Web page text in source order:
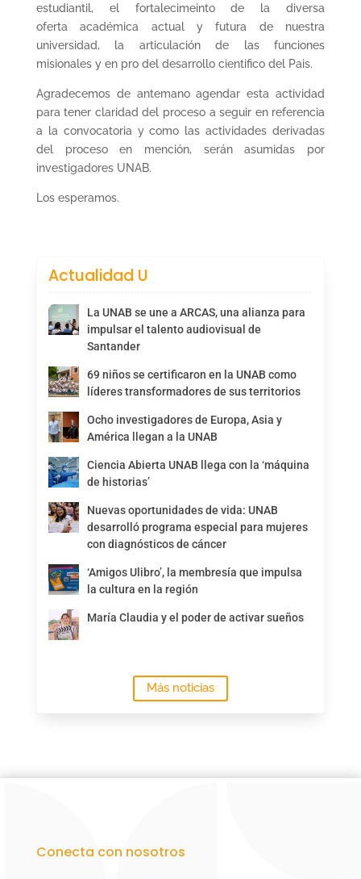
estudiantil, el fortalecimeinto de la diversa
oferta académica actual y futura de nuestra
universidad, la articulación de las funciones
misionales y en pro del desarrollo cientifico del Pais.
Agradecemos de antemano agendar esta actividad
para tener claridad del proceso a seguir en referencia
a la convocatoria y como las actividades derivadas
del proceso en mención, serán asumidas por
investigadores UNAB.
Los esperamos.
Actualidad U
La UNAB se une a ARCAS, una alianza para
impulsar el talento audiovisual de
Santander
69 niños se certificaron en la UNAB como
líderes transformadores de sus territorios
Ocho investigadores de Europa, Asia y
América llegan a la UNAB
Ciencia Abierta UNAB llega con la ‘máquina
de historias’
Nuevas oportunidades de vida: UNAB
desarrolló programa especial para mujeres
con diagnósticos de cáncer
‘Amigos Ulibro’, la membresía que impulsa
la cultura en la región
María Claudia y el poder de activar sueños
Más noticias
Conecta con nosotros